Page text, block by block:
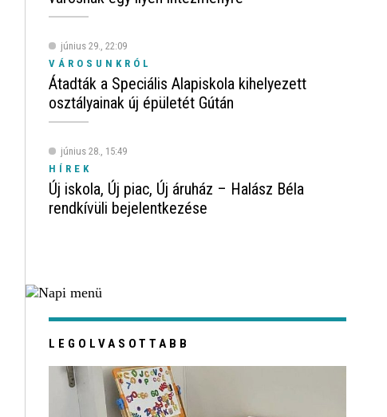
LEGOLVASOTTABB
június 29., 22:09
VÁROSUNKRÓL
Átadták a Speciális Alapiskola kihelyezett
osztályainak új épületét Gútán
június 28., 15:49
HÍREK
Új iskola, Új piac, Új áruház – Halász Béla
rendkívüli bejelentkezése